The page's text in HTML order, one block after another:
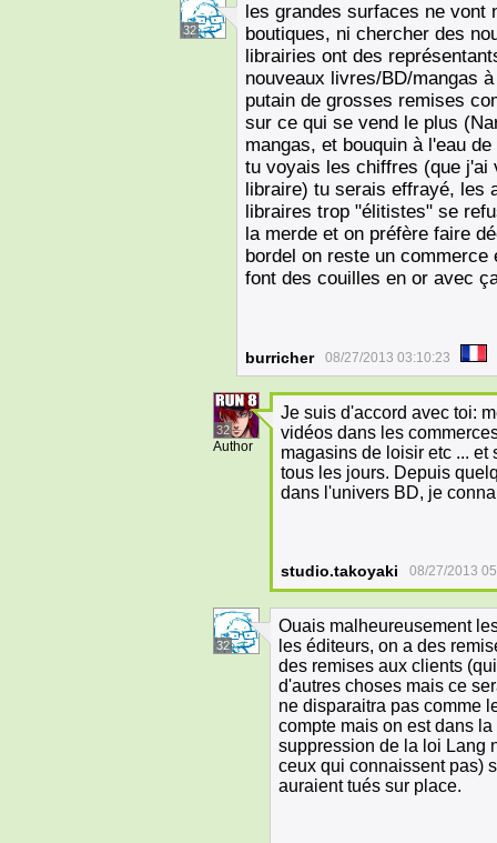
32
les grandes surfaces ne vont
boutiques, ni chercher des
librairies ont des
nouveaux livres/BD/mangas
putain de grosses remises
sur ce qui se vend le plus
mangas, et bouquin à l'eau
tu voyais les chiffres (que j'ai
libraire) tu serais effrayé, les
libraires trop "élitistes" se
la merde et on préfère faire
bordel on reste un
font des couilles en or avec
burricher 08/27/2013 03:10:23
32
Author
Je suis d'accord avec toi:
vidéos dans les
magasins de loisir etc ...
tous les jours. Depuis
dans l'univers BD, je
studio.takoyaki 08/27/2013
32
Ouais malheureusement
les éditeurs, on a des
des remises aux clients
d'autres choses mais ce
ne disparaitra pas comme
compte mais on est dans
suppression de la loi Lang
ceux qui connaissent pas)
auraient tués sur place.